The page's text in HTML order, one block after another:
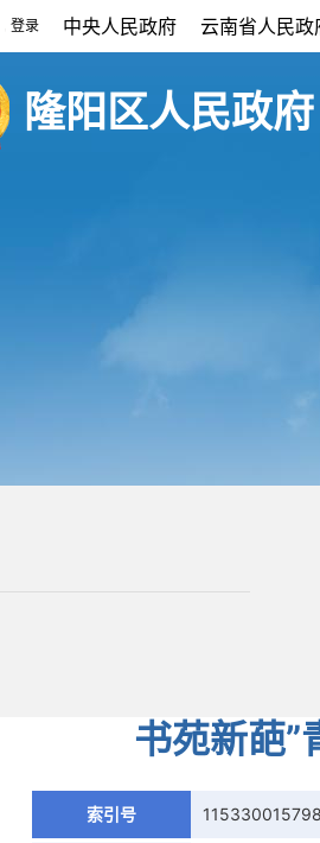
登录 中央人民政府 云南省人民政
隆阳区人民政府
书苑新葩”
索引号